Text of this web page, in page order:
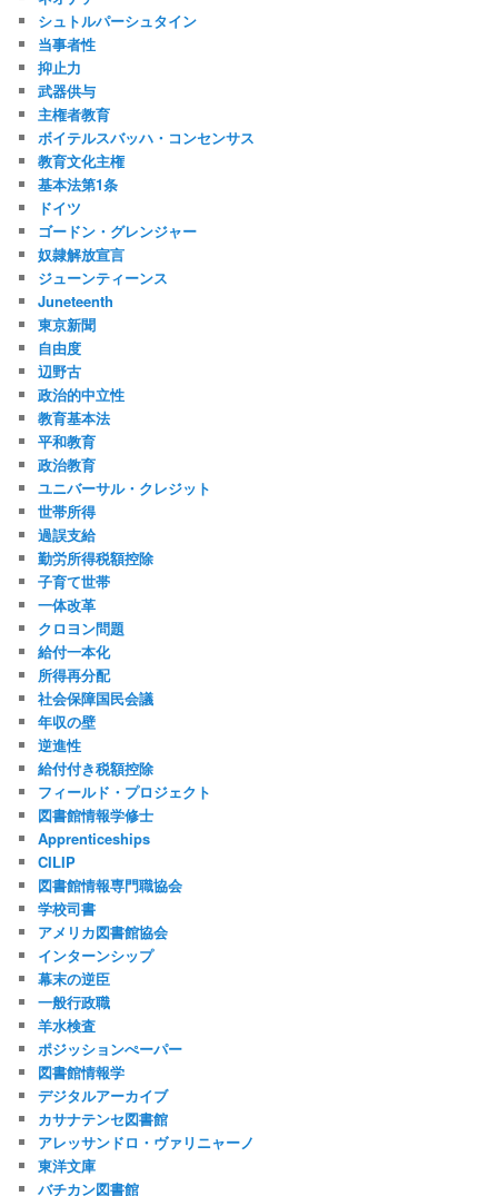
シュトルパーシュタイン
当事者性
抑止力
武器供与
主権者教育
ボイテルスバッハ・コンセンサス
教育文化主権
基本法第1条
ドイツ
ゴードン・グレンジャー
奴隷解放宣言
ジューンティーンス
Juneteenth
東京新聞
自由度
辺野古
政治的中立性
教育基本法
平和教育
政治教育
ユニバーサル・クレジット
世帯所得
過誤支給
勤労所得税額控除
子育て世帯
一体改革
クロヨン問題
給付一本化
所得再分配
社会保障国民会議
年収の壁
逆進性
給付付き税額控除
フィールド・プロジェクト
図書館情報学修士
Apprenticeships
CILIP
図書館情報専門職協会
学校司書
アメリカ図書館協会
インターンシップ
幕末の逆臣
一般行政職
羊水検査
ポジッションぺーパー
図書館情報学
デジタルアーカイブ
カサナテンセ図書館
アレッサンドロ・ヴァリニャーノ
東洋文庫
バチカン図書館